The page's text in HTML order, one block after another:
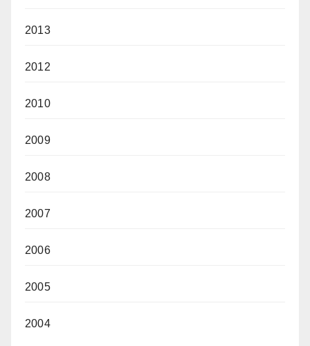
2013
2012
2010
2009
2008
2007
2006
2005
2004